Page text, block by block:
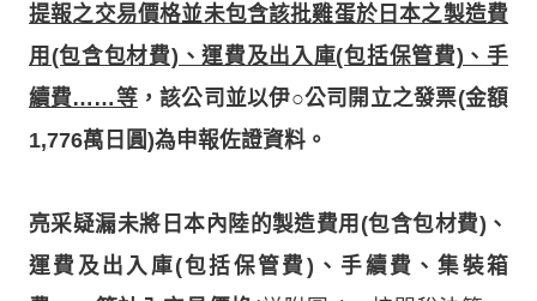
提報之交易價格並未包含該批雞蛋於日本之製造費
用(包含包材費)、運費及出入庫(包括保管費)、手
續費……等，該公司並以伊○公司開立之發票(金額
1,776萬日圓)為申報佐證資料。
亮采疑漏未將日本內陸的製造費用(包含包材費)、
運費及出入庫(包括保管費)、手續費、集裝箱